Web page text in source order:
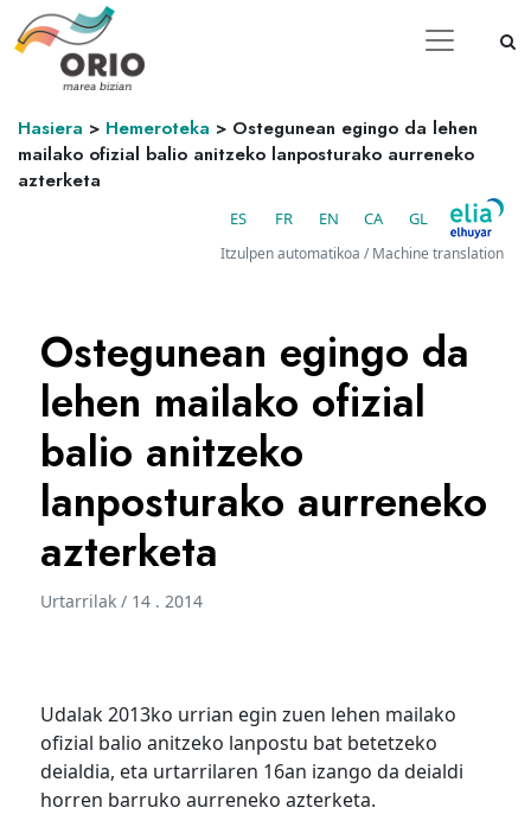
Hasiera > Hemeroteka > Ostegunean egingo da lehen
mailako ofizial balio anitzeko lanposturako aurreneko
azterketa
ES FR EN CA GL
Itzulpen automatikoa / Machine translation
Ostegunean egingo da
lehen mailako ofizial
balio anitzeko
lanposturako aurreneko
azterketa
Urtarrilak / 14 . 2014
Udalak 2013ko urrian egin zuen lehen mailako
ofizial balio anitzeko lanpostu bat betetzeko
deialdia, eta urtarrilaren 16an izango da deialdi
horren barruko aurreneko azterketa.